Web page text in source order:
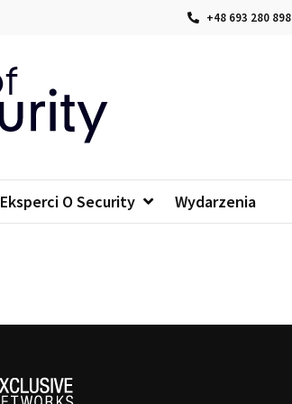
+48 693 280 898
Eksperci O Security Wydarzenia